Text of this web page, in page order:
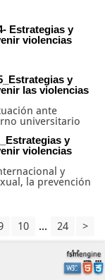
Estrategias y
violencias
y
las violencias
ante
universitario
y
violencias
y
la prevención
10 ... 24 >